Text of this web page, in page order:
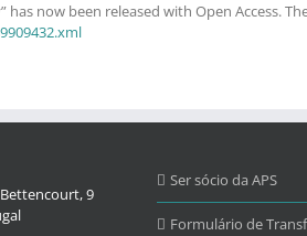
now been released with Open Access.
9
Ser sócio da APS
Formulário de